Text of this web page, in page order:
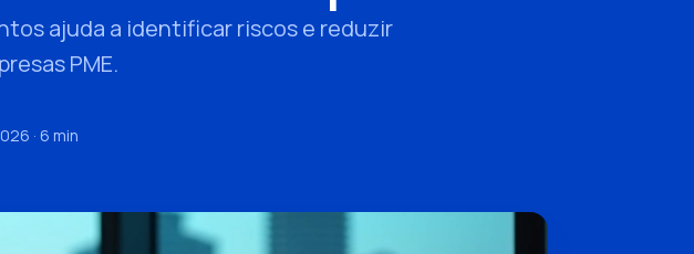
ajuda a identificar riscos e reduzir
PME.
· 6 min